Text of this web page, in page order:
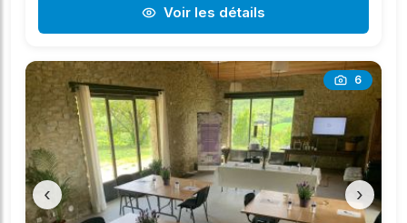
Voir les détails
6
‹ ›